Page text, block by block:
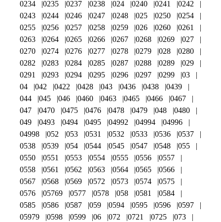
0234 0235 0237 0238 024 0240 0241
0242
0243
0244 0246 0247 0248 025 0250
0254
0255
0256 0257 0258 0259 026 0260
0261
0263
0264 0265 0266 0267 0268 0269
027
0270
0274 0276 0277 0278 0279 028
0280
0282
0283 0284 0285 0287 0288 0289
029
0291
0293 0294 0295 0296 0297 0299
03
04
042 0422 0428 043 0436 0438
0439
044
045 046 0460 0463 0465 0466
0467
047
0470 0475 0476 0478 0479 048
0480
049
0493 0494 0495 04992 04994
04996
04998
052 053 0531 0532 0533 0536
0537
0538
0539 054 0544 0545 0547 0548
055
0550
0551 0553 0554 0555 0556
0557
0558
0561 0562 0563 0564 0565
0566
0567
0568 0569 0572 0573 0574
0575
0576
05769 0577 0578 058 0581
0584
0585
0586 0587 059 0594 0595 0596
0597
05979
0598 0599 06 072 0721 0725
073